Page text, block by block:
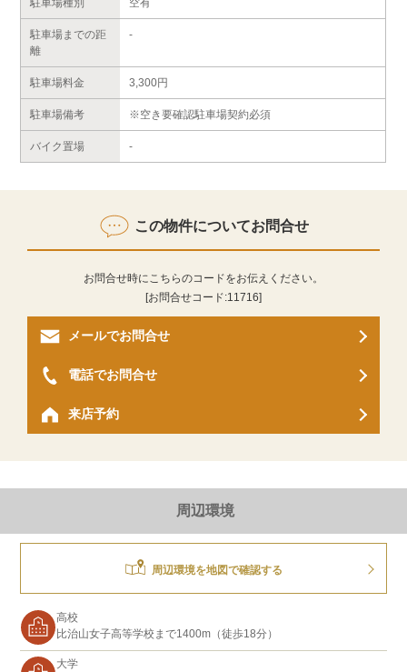
駐車場種別 空有
駐車場までの距
離
-
駐車場料金 3,300円
駐車場備考 ※空き要確認駐車場契約必須
バイク置場 -
この物件についてお問合せ
お問合せ時にこちらのコードをお伝えください。
[お問合せコード:11716]
メールでお問合せ
来店予約
電話でお問合せ
周辺環境
周辺環境を地図で確認する
高校
比治山女子高等学校まで1400m（徒歩18分）
大学